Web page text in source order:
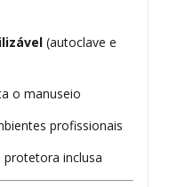
(autoclave e
o manuseio
profissionais
inclusa